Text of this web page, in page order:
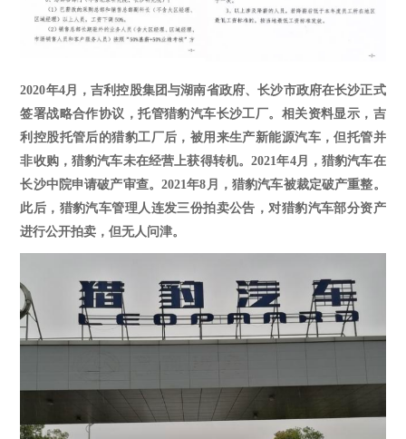
2020年4月，吉利控股集团与湖南省政府、长沙市政府在长沙正式
签署战略合作协议，托管猎豹汽车长沙工厂。相关资料显示，吉
利控股托管后的猎豹工厂后，被用来生产新能源汽车，但托管并
非收购，猎豹汽车未在经营上获得转机。2021年4月，猎豹汽车在
长沙中院申请破产审查。2021年8月，猎豹汽车被裁定破产重整。
此后，猎豹汽车管理人连发三份拍卖公告，对猎豹汽车部分资产
进行公开拍卖 ，但无人问津。